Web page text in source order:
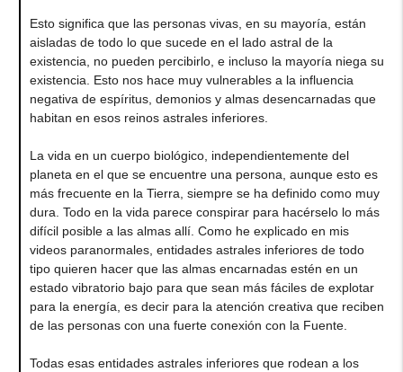
Esto significa que las personas vivas, en su mayoría, están
aisladas de todo lo que sucede en el lado astral de la
existencia, no pueden percibirlo, e incluso la mayoría niega su
existencia. Esto nos hace muy vulnerables a la influencia
negativa de espíritus, demonios y almas desencarnadas que
habitan en esos reinos astrales inferiores.
La vida en un cuerpo biológico, independientemente del
planeta en el que se encuentre una persona, aunque esto es
más frecuente en la Tierra, siempre se ha definido como muy
dura. Todo en la vida parece conspirar para hacérselo lo más
difícil posible a las almas allí. Como he explicado en mis
videos paranormales, entidades astrales inferiores de todo
tipo quieren hacer que las almas encarnadas estén en un
estado vibratorio bajo para que sean más fáciles de explotar
para la energía, es decir para la atención creativa que reciben
de las personas con una fuerte conexión con la Fuente.
Todas esas entidades astrales inferiores que rodean a los